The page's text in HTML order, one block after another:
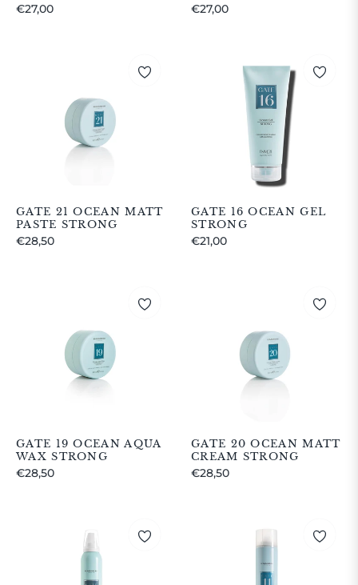
Prezzo
€27,00
Prezzo
€27,00
GATE 21 OCEAN MATT
PASTE STRONG
Prezzo
€28,50
GATE 16 OCEAN GEL
STRONG
Prezzo
€21,00
GATE 19 OCEAN AQUA
WAX STRONG
Prezzo
€28,50
GATE 20 OCEAN MATT
CREAM STRONG
Prezzo
€28,50